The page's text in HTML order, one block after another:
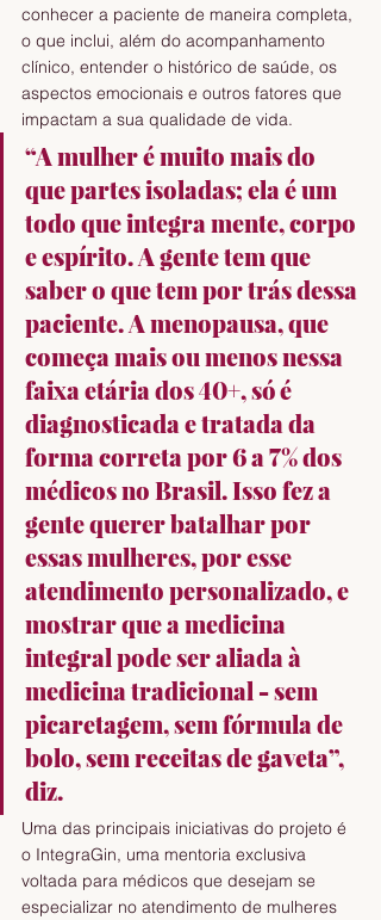
conhecer a paciente de maneira completa,
o que inclui, além do acompanhamento
clínico, entender o histórico de saúde, os
aspectos emocionais e outros fatores que
impactam a sua qualidade de vida.
“A mulher é muito mais do
que partes isoladas; ela é um
todo que integra mente, corpo
e espírito. A gente tem que
saber o que tem por trás dessa
paciente. A menopausa, que
começa mais ou menos nessa
faixa etária dos 40+, só é
diagnosticada e tratada da
forma correta por 6 a 7% dos
médicos no Brasil. Isso fez a
gente querer batalhar por
essas mulheres, por esse
atendimento personalizado, e
mostrar que a medicina
integral pode ser aliada à
medicina tradicional - sem
picaretagem, sem fórmula de
bolo, sem receitas de gaveta”,
diz.
Uma das principais iniciativas do projeto é
o IntegraGin, uma mentoria exclusiva
voltada para médicos que desejam se
especializar no atendimento de mulheres